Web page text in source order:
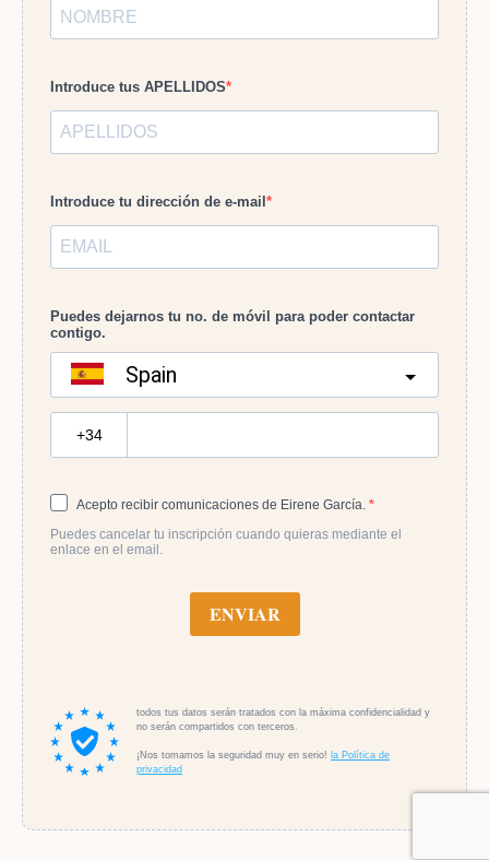
Introduce tus APELLIDOS
Introduce tu dirección de e-mail
Puedes dejarnos tu no. de móvil para poder contactar
contigo.
Spain
Acepto recibir comunicaciones de Eirene García.
Puedes cancelar tu inscripción cuando quieras mediante el
enlace en el email.
ENVIAR
todos tus datos serán tratados con la máxima confidencialidad y
no serán compartidos con terceros.
¡Nos tomamos la seguridad muy en serio! la Política de
privacidad